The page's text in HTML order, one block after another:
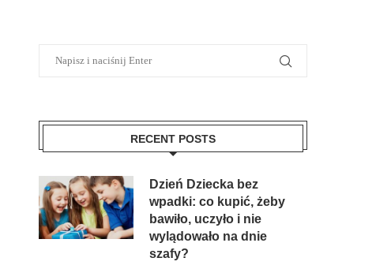
RECENT POSTS
Dzień Dziecka bez
wpadki: co kupić, żeby
bawiło, uczyło i nie
wylądowało na dnie
szafy?